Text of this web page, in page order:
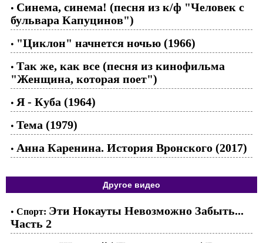
• Синема, синема! (песня из к/ф "Человек с
бульвара Капуцинов")
• "Циклон" начнется ночью (1966)
• Так же, как все (песня из кинофильма
"Женщина, которая поет")
• Я - Куба (1964)
• Тема (1979)
• Анна Каренина. История Вронского (2017)
Другое видео
• Спорт: Эти Нокауты Невозможно Забыть...
Часть 2